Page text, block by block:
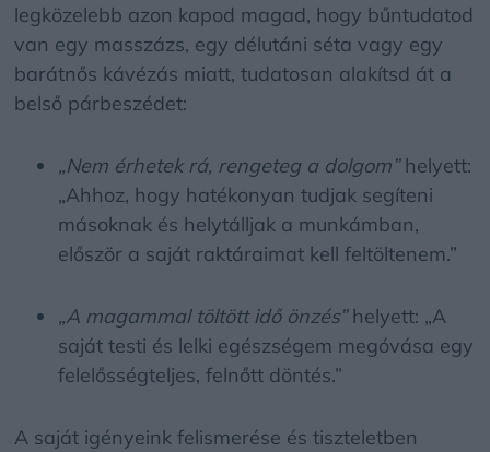
legközelebb azon kapod magad, hogy bűntudatod
van egy masszázs, egy délutáni séta vagy egy
barátnős kávézás miatt, tudatosan alakítsd át a
belső párbeszédet:
„Nem érhetek rá, rengeteg a dolgom”helyett:
„Ahhoz, hogy hatékonyan tudjak segíteni
másoknak és helytálljak a munkámban,
először a saját raktáraimat kell feltöltenem.”
„A magammal töltött idő önzés”helyett: „A
saját testi és lelki egészségem megóvása egy
felelősségteljes, felnőtt döntés.”
A saját igényeink felismerése és tiszteletben